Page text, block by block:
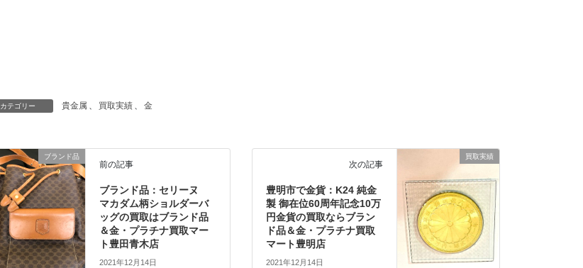
カテゴリー 貴金属 、 買取実績 、 金
ブランド品
前の記事
ブランド品：セリーヌ
マカダム柄ショルダーバ
ッグの買取はブランド品
＆金・プラチナ買取マー
ト豊田青木店
2021年12月14日
買取実績
次の記事
豊明市で金貨：K24 純金
製 御在位60周年記念10万
円金貨の買取ならブラン
ド品＆金・プラチナ買取
マート豊明店
2021年12月14日